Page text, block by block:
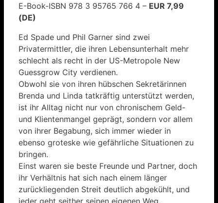
E-Book-ISBN 978 3 95765 766 4 – EUR 7,99
(DE)
Ed Spade und Phil Garner sind zwei
Privatermittler, die ihren Lebensunterhalt mehr
schlecht als recht in der US-Metropole New
Guessgrow City verdienen.
Obwohl sie von ihren hübschen Sekretärinnen
Brenda und Linda tatkräftig unterstützt werden,
ist ihr Alltag nicht nur von chronischem Geld-
und Klientenmangel geprägt, sondern vor allem
von ihrer Begabung, sich immer wieder in
ebenso groteske wie gefährliche Situationen zu
bringen.
Einst waren sie beste Freunde und Partner, doch
ihr Verhältnis hat sich nach einem länger
zurückliegenden Streit deutlich abgekühlt, und
jeder geht seither seinen eigenen Weg.